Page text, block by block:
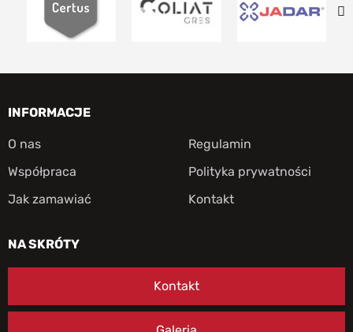
INFORMACJE
O nas
Współpraca
Jak zamawiać
Regulamin
Polityka prywatności
Kontakt
NA SKRÓTY
Kontakt